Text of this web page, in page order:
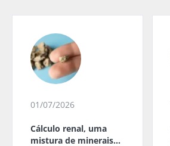
01/07/2026
Cálculo renal, uma
mistura de minerais...